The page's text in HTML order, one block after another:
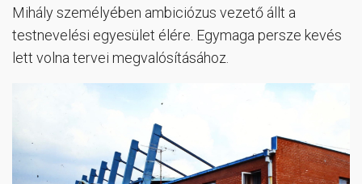
Mihály személyében ambiciózus vezető állt a
testnevelési egyesület élére. Egymaga persze kevés
lett volna tervei megvalósításához.